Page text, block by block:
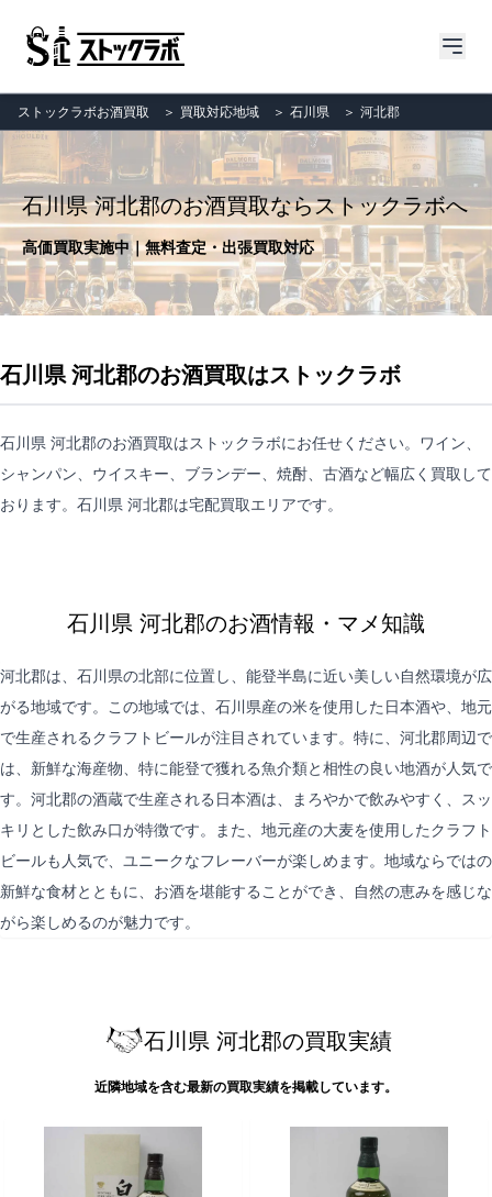
ストックラボお酒買取 ＞ 買取対応地域 ＞ 石川県 ＞ 河北郡
石川県 河北郡のお酒買取ならストックラボへ
高価買取実施中｜無料査定・出張買取対応
石川県 河北郡のお酒買取はストックラボ
石川県 河北郡のお酒買取はストックラボにお任せください。ワイン、
シャンパン、ウイスキー、ブランデー、焼酎、古酒など幅広く買取して
おります。石川県 河北郡は宅配買取エリアです。
石川県 河北郡のお酒情報・マメ知識
河北郡は、石川県の北部に位置し、能登半島に近い美しい自然環境が広
がる地域です。この地域では、石川県産の米を使用した日本酒や、地元
で生産されるクラフトビールが注目されています。特に、河北郡周辺で
は、新鮮な海産物、特に能登で獲れる魚介類と相性の良い地酒が人気で
す。河北郡の酒蔵で生産される日本酒は、まろやかで飲みやすく、スッ
キリとした飲み口が特徴です。また、地元産の大麦を使用したクラフト
ビールも人気で、ユニークなフレーバーが楽しめます。地域ならではの
新鮮な食材とともに、お酒を堪能することができ、自然の恵みを感じな
がら楽しめるのが魅力です。
石川県 河北郡の買取実績
近隣地域を含む最新の買取実績を掲載しています。